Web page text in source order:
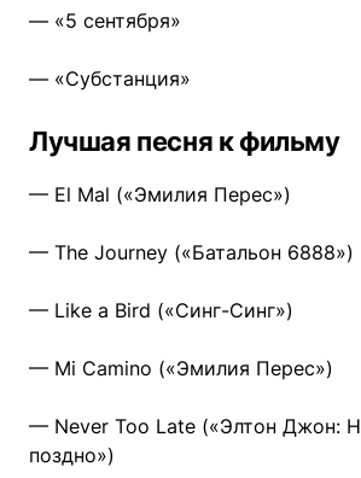
— «5 сентября»
— «Субстанция»
Лучшая песня к фильму
— El Mal («Эмилия Перес»)
— The Journey («Батальон 6888»)
— Like a Bird («Синг-Синг»)
— Mi Camino («Эмилия Перес»)
— Never Too Late («Элтон Джон:
поздно»)